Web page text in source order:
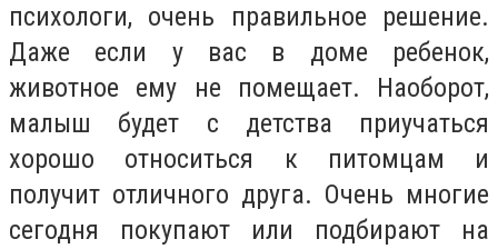
психологи, очень правильное решение.
Даже если у вас в доме ребенок,
животное ему не помещает. Наоборот,
малыш будет с детства приучаться
хорошо относиться к питомцам и
получит отличного друга. Очень многие
сегодня покупают или подбирают на